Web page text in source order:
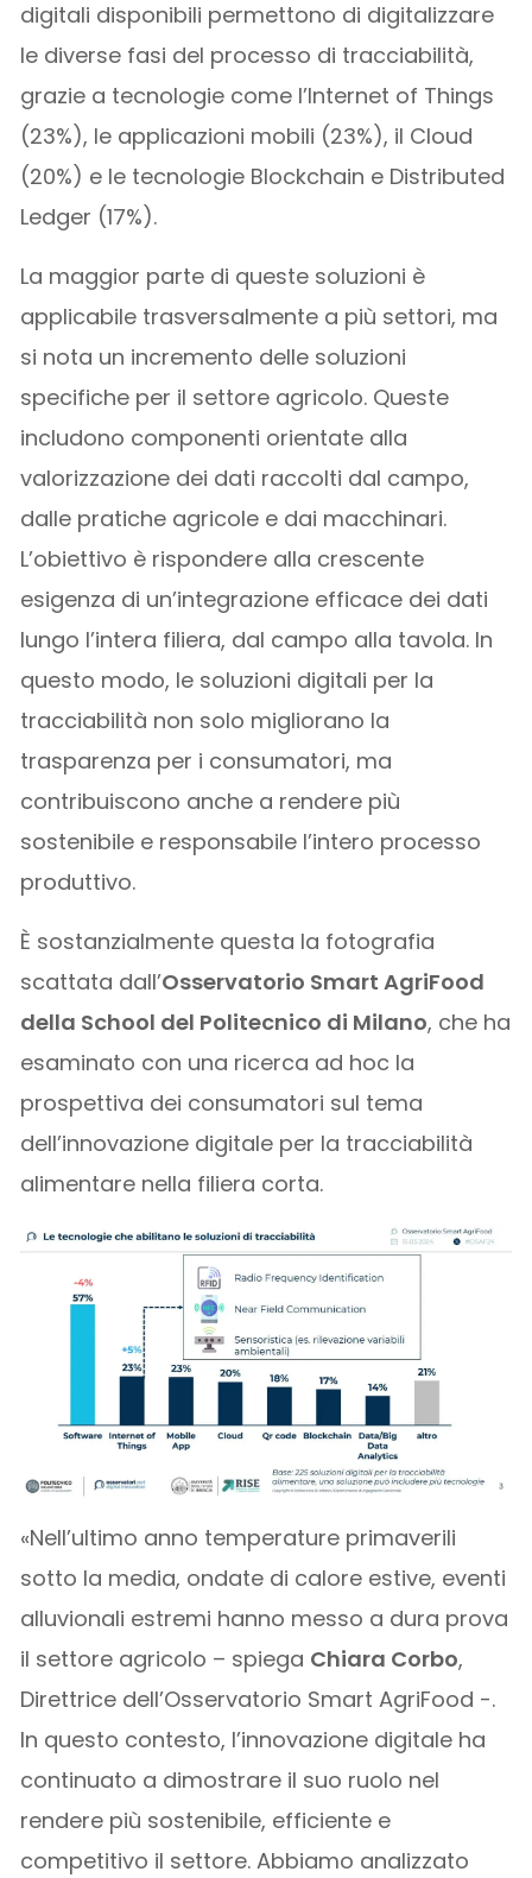
digitali disponibili permettono di digitalizzare
le diverse fasi del processo di tracciabilità,
grazie a tecnologie come l’Internet of Things
(23%), le applicazioni mobili (23%), il Cloud
(20%) e le tecnologie Blockchain e Distributed
Ledger (17%).
La maggior parte di queste soluzioni è
applicabile trasversalmente a più settori, ma
si nota un incremento delle soluzioni
specifiche per il settore agricolo. Queste
includono componenti orientate alla
valorizzazione dei dati raccolti dal campo,
dalle pratiche agricole e dai macchinari.
L’obiettivo è rispondere alla crescente
esigenza di un’integrazione efficace dei dati
lungo l’intera filiera, dal campo alla tavola. In
questo modo, le soluzioni digitali per la
tracciabilità non solo migliorano la
trasparenza per i consumatori, ma
contribuiscono anche a rendere più
sostenibile e responsabile l’intero processo
produttivo.
È sostanzialmente questa la fotografia
scattata dall’Osservatorio Smart AgriFood
della School del Politecnico di Milano, che ha
esaminato con una ricerca ad hoc la
prospettiva dei consumatori sul tema
dell’innovazione digitale per la tracciabilità
alimentare nella filiera corta.
«Nell’ultimo anno temperature primaverili
sotto la media, ondate di calore estive, eventi
alluvionali estremi hanno messo a dura prova
il settore agricolo – spiega Chiara Corbo,
Direttrice dell’Osservatorio Smart AgriFood -.
In questo contesto, l’innovazione digitale ha
continuato a dimostrare il suo ruolo nel
rendere più sostenibile, efficiente e
competitivo il settore. Abbiamo analizzato